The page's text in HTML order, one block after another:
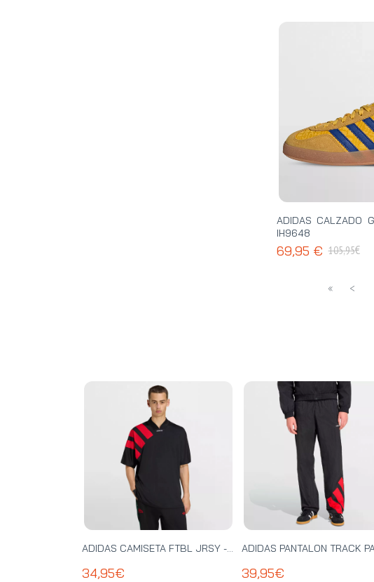
ADIDAS CALZADO
IH9648
69,95 € 105,95€
« <
ADIDAS CAMISETA FTBL JRSY - KT0571
34,95€ 39,95€